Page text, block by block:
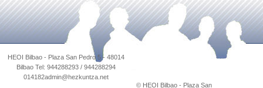
© HEOI Bilbao - Plaza San